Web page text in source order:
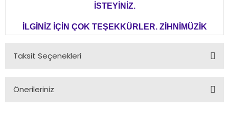
İSTEYİNİZ.
İLGİNİZ İÇİN ÇOK TEŞEKKÜRLER. ZİHNİMÜZİK
Taksit Seçenekleri
Önerileriniz